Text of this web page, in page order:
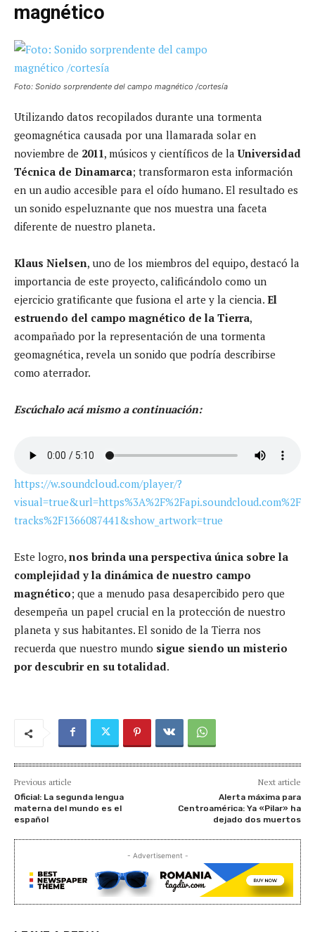
magnético
Foto: Sonido sorprendente del campo magnético /cortesía
Utilizando datos recopilados durante una tormenta
geomagnética causada por una llamarada solar en
noviembre de 2011, músicos y científicos de la Universidad
Técnica de Dinamarca; transformaron esta información
en un audio accesible para el oído humano. El resultado es
un sonido espeluznante que nos muestra una faceta
diferente de nuestro planeta.
Klaus Nielsen, uno de los miembros del equipo, destacó la
importancia de este proyecto, calificándolo como un
ejercicio gratificante que fusiona el arte y la ciencia. El
estruendo del campo magnético de la Tierra,
acompañado por la representación de una tormenta
geomagnética, revela un sonido que podría describirse
como aterrador.
Escúchalo acá mismo a continuación:
https://w.soundcloud.com/player/?
visual=true&url=https%3A%2F%2Fapi.soundcloud.com%2F
tracks%2F1366087441&show_artwork=true
Este logro, nos brinda una perspectiva única sobre la
complejidad y la dinámica de nuestro campo
magnético; que a menudo pasa desapercibido pero que
desempeña un papel crucial en la protección de nuestro
planeta y sus habitantes. El sonido de la Tierra nos
recuerda que nuestro mundo sigue siendo un misterio
por descubrir en su totalidad.
Previous article
Oficial: La segunda lengua
materna del mundo es el
español
Next article
Alerta máxima para
Centroamérica: Ya «Pilar» ha
dejado dos muertos
- Advertisement -